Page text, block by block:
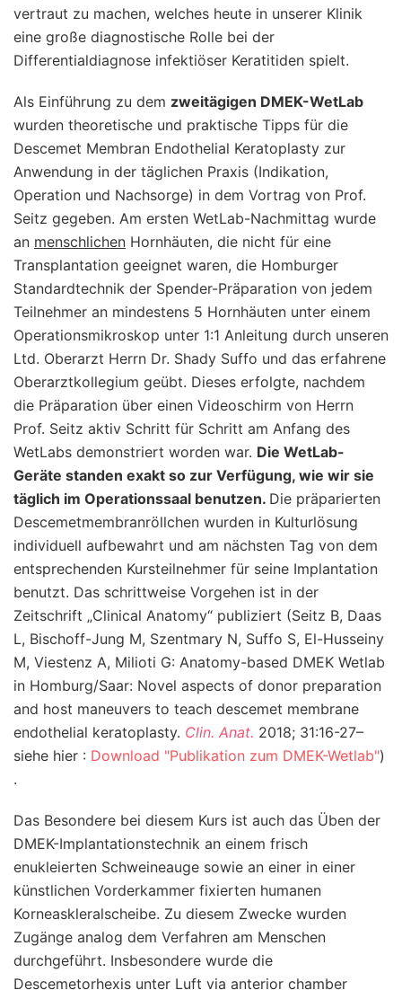
vertraut zu machen, welches heute in unserer Klinik
eine große diagnostische Rolle bei der
Differentialdiagnose infektiöser Keratitiden spielt.
Als Einführung zu dem zweitägigen DMEK-WetLab
wurden theoretische und praktische Tipps für die
Descemet Membran Endothelial Keratoplasty zur
Anwendung in der täglichen Praxis (Indikation,
Operation und Nachsorge) in dem Vortrag von Prof.
Seitz gegeben. Am ersten WetLab-Nachmittag wurde
an menschlichen Hornhäuten, die nicht für eine
Transplantation geeignet waren, die Homburger
Standardtechnik der Spender-Präparation von jedem
Teilnehmer an mindestens 5 Hornhäuten unter einem
Operationsmikroskop unter 1:1 Anleitung durch unseren
Ltd. Oberarzt Herrn Dr. Shady Suffo und das erfahrene
Oberarztkollegium geübt. Dieses erfolgte, nachdem
die Präparation über einen Videoschirm von Herrn
Prof. Seitz aktiv Schritt für Schritt am Anfang des
WetLabs demonstriert worden war. Die WetLab-
Geräte standen exakt so zur Verfügung, wie wir sie
täglich im Operationssaal benutzen. Die präparierten
Descemetmembranröllchen wurden in Kulturlösung
individuell aufbewahrt und am nächsten Tag von dem
entsprechenden Kursteilnehmer für seine Implantation
benutzt. Das schrittweise Vorgehen ist in der
Zeitschrift „Clinical Anatomy“ publiziert (Seitz B, Daas
L, Bischoff-Jung M, Szentmary N, Suffo S, El-Husseiny
M, Viestenz A, Milioti G: Anatomy-based DMEK Wetlab
in Homburg/Saar: Novel aspects of donor preparation
and host maneuvers to teach descemet membrane
endothelial keratoplasty. Clin. Anat. 2018; 31:16-27–
siehe hier : Download "Publikation zum DMEK-Wetlab")
.
Das Besondere bei diesem Kurs ist auch das Üben der
DMEK-Implantationstechnik an einem frisch
enukleierten Schweineauge sowie an einer in einer
künstlichen Vorderkammer fixierten humanen
Korneaskleralscheibe. Zu diesem Zwecke wurden
Zugänge analog dem Verfahren am Menschen
durchgeführt. Insbesondere wurde die
Descemetorhexis unter Luft via anterior chamber